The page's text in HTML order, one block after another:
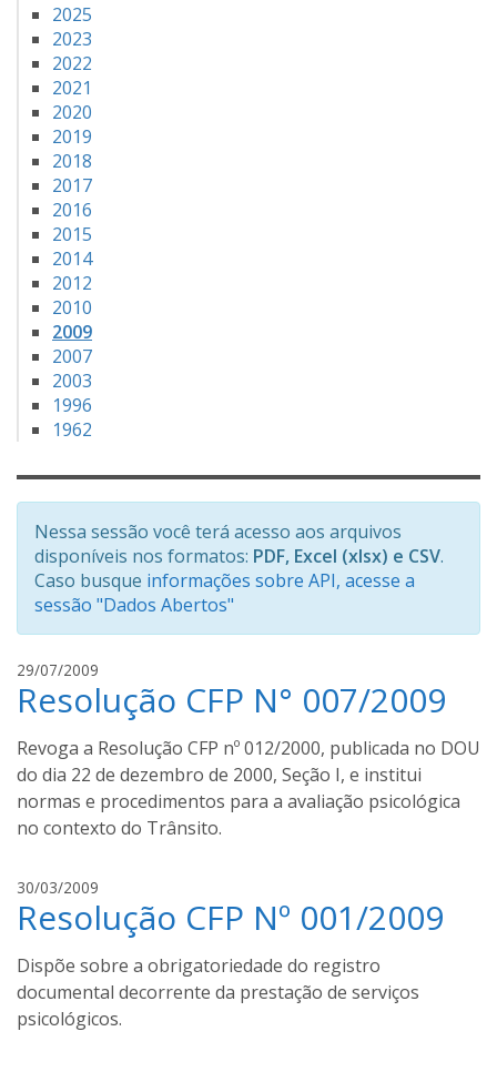
2025
2023
2022
2021
2020
2019
2018
2017
2016
2015
2014
2012
2010
2009
2007
2003
1996
1962
Nessa sessão você terá acesso aos arquivos
disponíveis nos formatos: PDF, Excel (xlsx) e CSV.
Caso busque informações sobre API, acesse a
sessão "Dados Abertos"
29/07/2009
u
c
a
s
s
a
n
s
Resolução CFP N° 007/2009
Revoga a Resolução CFP nº 012/2000, publicada no DOU
do dia 22 de dezembro de 2000, Seção I, e institui
normas e procedimentos para a avaliação psicológica
no contexto do Trânsito.
30/03/2009
u
c
a
s
s
a
Resolução CFP Nº 001/2009
Dispõe sobre a obrigatoriedade do registro
documental decorrente da prestação de serviços
psicológicos.